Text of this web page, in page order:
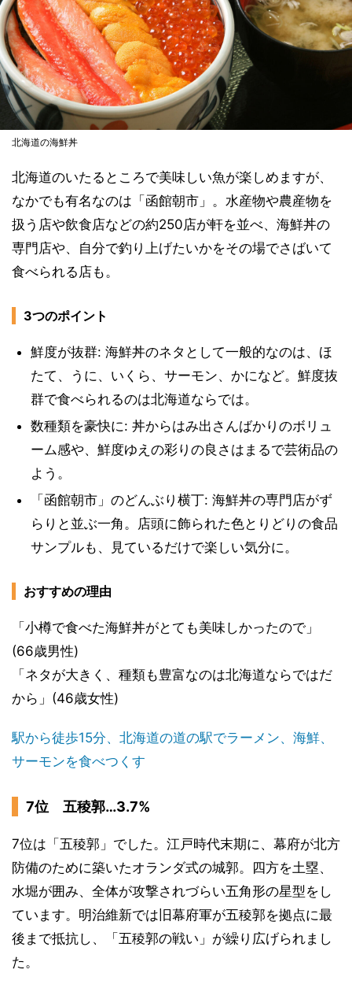
北海道の海鮮丼
北海道のいたるところで美味しい魚が楽しめますが、
なかでも有名なのは「函館朝市」。水産物や農産物を
扱う店や飲食店などの約250店が軒を並べ、海鮮丼の
専門店や、自分で釣り上げたいかをその場でさばいて
食べられる店も。
3つのポイント
鮮度が抜群: 海鮮丼のネタとして一般的なのは、ほ
たて、うに、いくら、サーモン、かになど。鮮度抜
群で食べられるのは北海道ならでは。
数種類を豪快に: 丼からはみ出さんばかりのボリュ
ーム感や、鮮度ゆえの彩りの良さはまるで芸術品の
よう。
「函館朝市」のどんぶり横丁: 海鮮丼の専門店がず
らりと並ぶ一角。店頭に飾られた色とりどりの食品
サンプルも、見ているだけで楽しい気分に。
おすすめの理由
「小樽で食べた海鮮丼がとても美味しかったので」
(66歳男性)
「ネタが大きく、種類も豊富なのは北海道ならではだ
から」(46歳女性)
駅から徒歩15分、北海道の道の駅でラーメン、海鮮、
サーモンを食べつくす
7位 五稜郭…3.7%
7位は「五稜郭」でした。江戸時代末期に、幕府が北方
防備のために築いたオランダ式の城郭。四方を土塁、
水堀が囲み、全体が攻撃されづらい五角形の星型をし
ています。明治維新では旧幕府軍が五稜郭を拠点に最
後まで抵抗し、「五稜郭の戦い」が繰り広げられまし
た。